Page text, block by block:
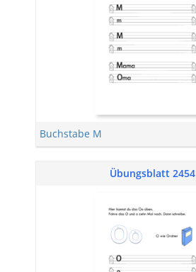
Buchstabe M
Übungsblatt 2454